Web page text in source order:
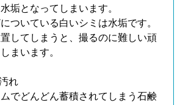
垢となってしまいます。
ついている白いシミは水垢です。
してしまうと、撮るのに難しい頑
まいます。
れ
でどんどん蓄積されてしまう石鹸